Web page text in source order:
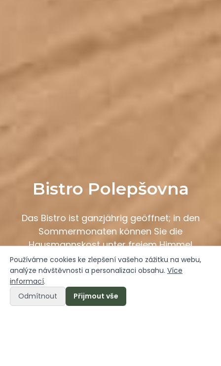
Bistro Polepšovna
Das Bistro ist ganzjährig geöffnet; in den
Sommermonaten können Sie die
Hausmannskost unter freiem Himmel
genießen – direkt im Schlosspark.
Používáme cookies ke zlepšení vašeho zážitku na webu,
analýze návštěvnosti a personalizaci obsahu. Více
informací.
Odmítnout
Přijmout vše